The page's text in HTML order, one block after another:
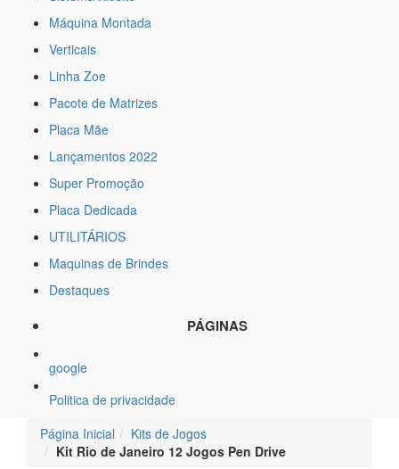
Máquina Montada
Verticais
Linha Zoe
Pacote de Matrizes
Placa Mãe
Lançamentos 2022
Super Promoção
Placa Dedicada
UTILITÁRIOS
Maquinas de Brindes
Destaques
PÁGINAS
google
Politica de privacidade
Página Inicial
Kits de Jogos
Kit Rio de Janeiro 12 Jogos Pen Drive